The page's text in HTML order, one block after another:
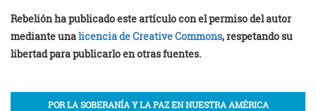
Rebelión ha publicado este artículo con el permiso del autor
mediante unalicencia de Creative Commons, respetando su
libertad para publicarlo en otras fuentes.
POR LA SOBERANÍA Y LA PAZ EN NUESTRA AMÉRICA